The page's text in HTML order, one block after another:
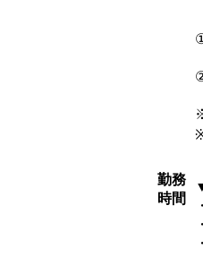
勤務
時間